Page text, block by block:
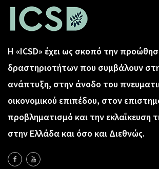
Η «ICSD» έχει ως σκοπό την
δραστηριοτήτων που συμβάλουν
ανάπτυξη, στην άνοδο του
οικονομικού επιπέδου, στον
προβληματισμό και την εκλαΐκευση
στην Ελλάδα και όσο και Διεθνώς.